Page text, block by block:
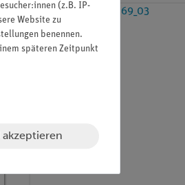
(z.B. IP-
Website zu
benennen.
späteren Zeitpunkt
akzeptieren